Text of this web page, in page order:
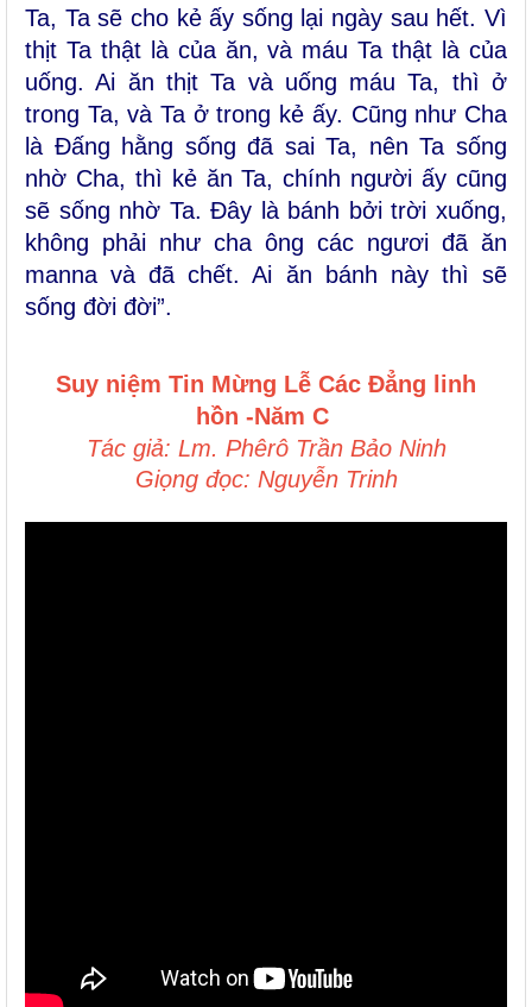
Ta, Ta sẽ cho kẻ ấy sống lại ngày sau hết. Vì
thịt Ta thật là của ăn, và máu Ta thật là của
uống. Ai ăn thịt Ta và uống máu Ta, thì ở
trong Ta, và Ta ở trong kẻ ấy. Cũng như Cha
là Ðấng hằng sống đã sai Ta, nên Ta sống
nhờ Cha, thì kẻ ăn Ta, chính người ấy cũng
sẽ sống nhờ Ta. Ðây là bánh bởi trời xuống,
không phải như cha ông các ngươi đã ăn
manna và đã chết. Ai ăn bánh này thì sẽ
sống đời đời”.
Suy niệm Tin Mừng Lễ Các Đẳng linh
hồn -Năm C
Tác giả: Lm. Phêrô Trần Bảo Ninh
Giọng đọc: Nguyễn Trinh